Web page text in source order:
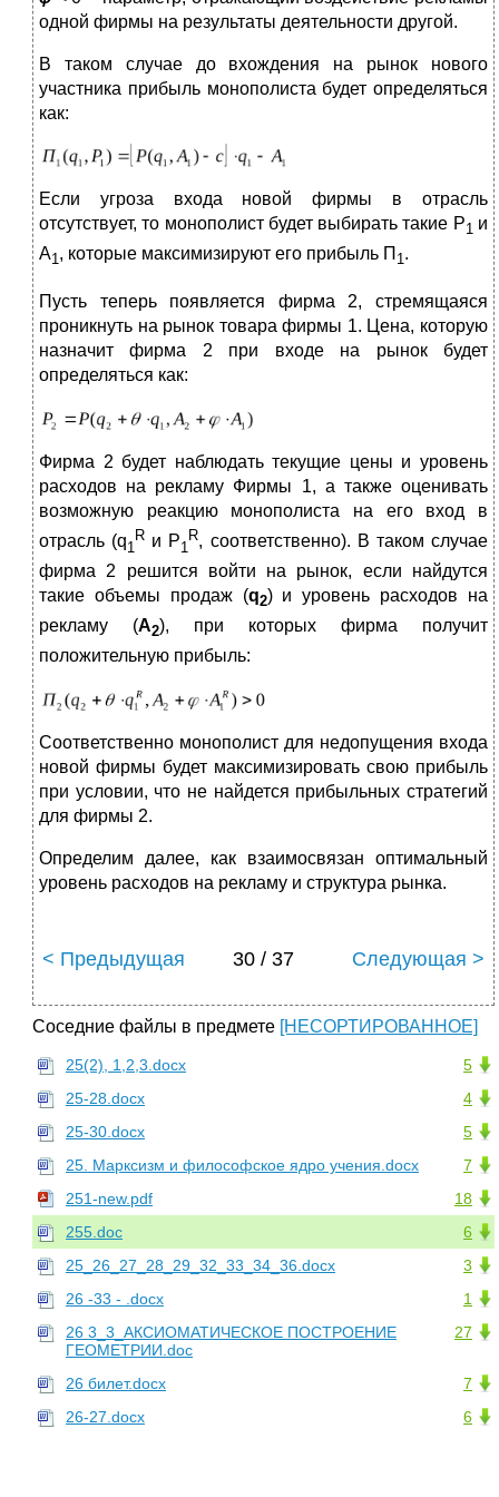
одной фирмы на результаты деятельности другой.
В таком случае до вхождения на рынок нового
участника прибыль монополиста будет определяться
как:
Если угроза входа новой фирмы в отрасль
отсутствует, то монополист будет выбирать такие Р1 и
А­1, которые максимизируют его прибыль П 1.
Пусть теперь появляется фирма 2, стремящаяся
проникнуть на рынок товара фирмы 1. Цена, которую
назначит фирма 2 при входе на рынок будет
определяться как:
Фирма 2 будет наблюдать текущие цены и уровень
расходов на рекламу Фирмы 1, а также оценивать
возможную реакцию монополиста на его вход в
отрасль (q1
R и P1
R, соответственно). В таком случае
фирма 2 решится войти на рынок, если найдутся
такие объемы продаж (q2) и уровень расходов на
рекламу (А2), при которых фирма получит
положительную прибыль:
Соответственно монополист для недопущения входа
новой фирмы будет максимизировать свою прибыль
при условии, что не найдется прибыльных стратегий
для фирмы 2.
Определим далее, как взаимосвязан оптимальный
уровень расходов на рекламу и структура рынка.
< Предыдущая 30 / 37 Следующая >
Соседние файлы в предмете [НЕСОРТИРОВАННОЕ]
5
25(2), 1,2,3.docx
4
25-28.docx
5
25-30.docx
7
25. Марксизм и философское ядро учения.docx
18
251-new.pdf
6
255.doc
3
25_26_27_28_29_32_33_34_36.docx
1
26 -33 - .docx
27
26 3_3_АКСИОМАТИЧЕСКОЕ ПОСТРОЕНИЕ
ГЕОМЕТРИИ.doc
7
26 билет.docx
6
26-27.docx